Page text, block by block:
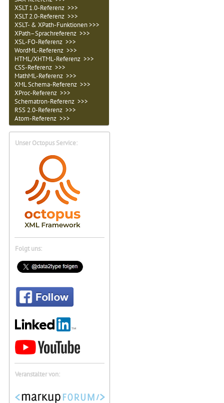
XSLT 1.0-Referenz >>>
XSLT 2.0-Referenz >>>
XSLT- & XPath-Funktionen >>>
XPath–Sprachreferenz >>>
XSL-FO-Referenz >>>
WordML-Referenz >>>
HTML/XHTML-Referenz >>>
CSS-Referenz >>>
MathML-Referenz >>>
XML Schema-Referenz >>>
XProc-Referenz >>>
Schematron-Referenz >>>
RSS 2.0-Referenz >>>
Atom-Referenz >>>
Unser Octopus Service:
Folgt uns:
Veranstalter von: